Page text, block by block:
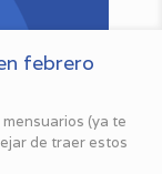
febrero
(ya te
de traer estos